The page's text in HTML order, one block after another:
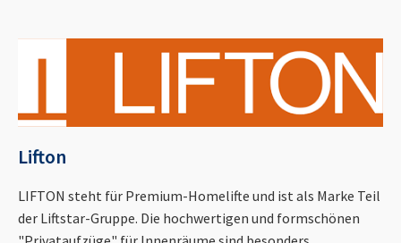
Lifton
LIFTON steht für Premium-Homelifte und ist als Marke Teil
der Liftstar-Gruppe. Die hochwertigen und formschönen